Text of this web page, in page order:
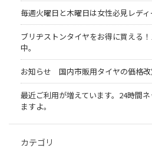
毎週火曜日と木曜日は女性必見レディ
ブリヂストンタイヤをお得に買える
中。
お知らせ 国内市販用タイヤの価格改
最近ご利用が増えています。24時間
ますよ。
カテゴリ